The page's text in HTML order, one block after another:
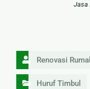
Jasa
Renovasi
Huruf Timbul